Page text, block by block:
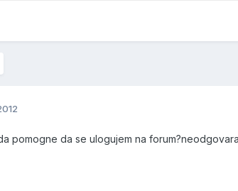
pomogne da se ulogujem na